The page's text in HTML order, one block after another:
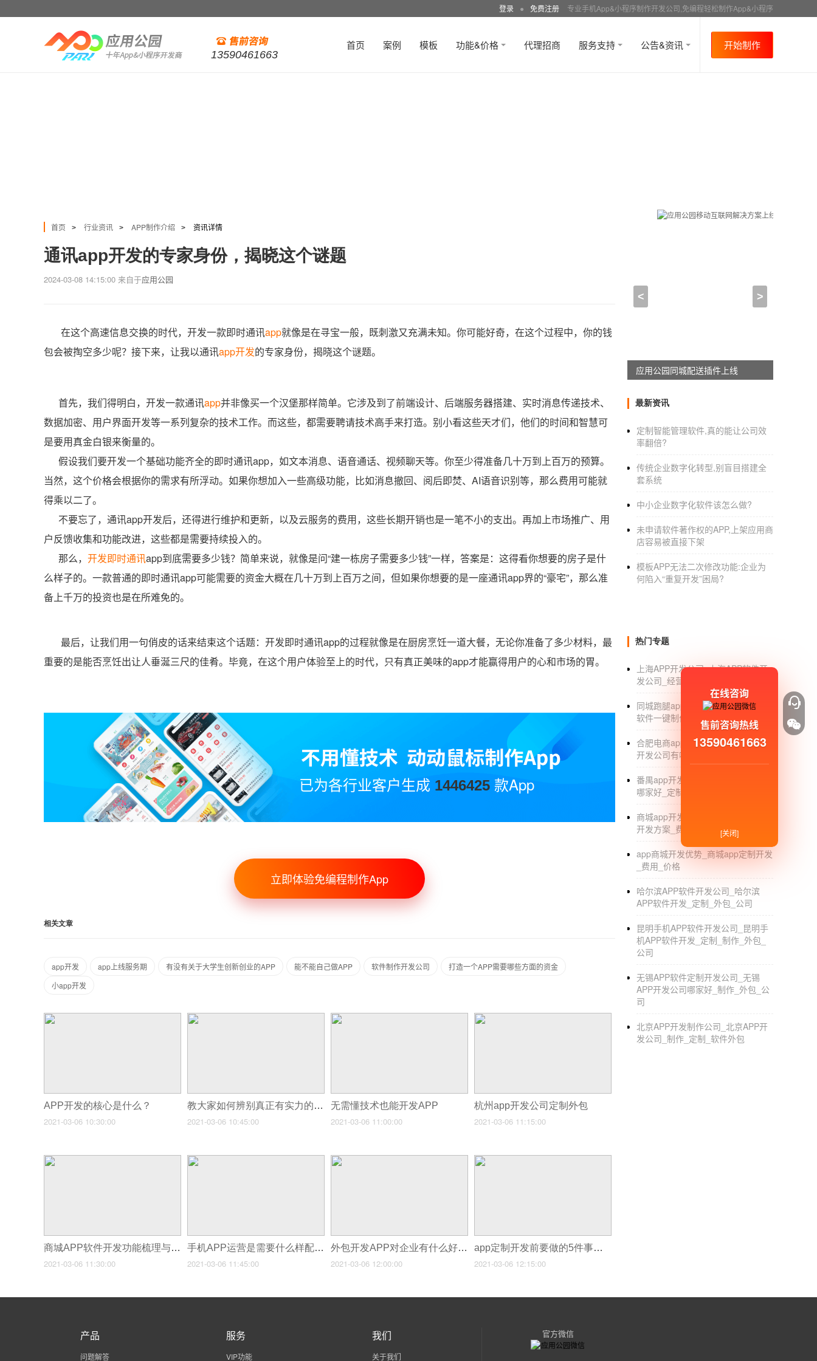
登录 ● 免费注册 专业手机App&小程序制作开发公司,免编程轻松制作App&小程序
13590461663
首页 案例 模板 功能&价格 代理招商 服务支持 公告&资讯 开始制作
首页 > 行业资讯 > APP制作介绍 > 资讯详情
通讯app开发的专家身份，揭晓这个谜题
2024-03-08 14:15:00 来自于应用公园
在这个高速信息交换的时代，开发一款即时通讯app就像是在寻宝一般，既刺激又充满未知。你可能好奇，在这个过程中，你的钱
包会被掏空多少呢？接下来，让我以通讯app开发的专家身份，揭晓这个谜题。
首先，我们得明白，开发一款通讯app并非像买一个汉堡那样简单。它涉及到了前端设计、后端服务器搭建、实时消息传递技术、
数据加密、用户界面开发等一系列复杂的技术工作。而这些，都需要聘请技术高手来打造。别小看这些天才们，他们的时间和智慧可
是要用真金白银来衡量的。
假设我们要开发一个基础功能齐全的即时通讯app，如文本消息、语音通话、视频聊天等。你至少得准备几十万到上百万的预算。
当然，这个价格会根据你的需求有所浮动。如果你想加入一些高级功能，比如消息撤回、阅后即焚、AI语音识别等，那么费用可能就
得乘以二了。
不要忘了，通讯app开发后，还得进行维护和更新，以及云服务的费用，这些长期开销也是一笔不小的支出。再加上市场推广、用
户反馈收集和功能改进，这些都是需要持续投入的。
那么， 开发即时通讯app到底需要多少钱？简单来说，就像是问“建一栋房子需要多少钱”一样，答案是：这得看你想要的房子是什
么样子的。一款普通的即时通讯app可能需要的资金大概在几十万到上百万之间，但如果你想要的是一座通讯app界的“豪宅”，那么准
备上千万的投资也是在所难免的。
最后，让我们用一句俏皮的话来结束这个话题：开发即时通讯app的过程就像是在厨房烹饪一道大餐，无论你准备了多少材料，最
重要的是能否烹饪出让人垂涎三尺的佳肴。毕竟，在这个用户体验至上的时代，只有真正美味的app才能赢得用户的心和市场的胃。
已为各行业客户生成 1446425 款App
立即体验免编程制作App
相关文章
app开发 app上线服务期 有没有关于大学生创新创业的APP 能不能自己做APP 软件制作开发公司
打造一个APP需要哪些方面的资金
小app开发
APP开发的核心是什么？
2021-03-06 10:30:00
教大家如何辨别真正有实力的APP开发公司
2021-03-06 10:45:00
无需懂技术也能开发APP
2021-03-06 11:00:00
杭州app开发公司定制外包
2021-03-06 11:15:00
商城APP软件开发功能梳理与报价
2021-03-06 11:30:00
手机APP运营是需要什么样配置
2021-03-06 11:45:00
外包开发APP对企业有什么好处
2021-03-06 12:00:00
app定制开发前要做的5件事，这些你都了解吗？
2021-03-06 12:15:00
< >
应用公园移动互联网解决方案上线
最新资讯
定制智能管理软件,真的能让公司效
率翻倍?
传统企业数字化转型,别盲目搭建全
套系统
中小企业数字化软件该怎么做?
未申请软件著作权的APP,上架应用商
店容易被直接下架
模板APP无法二次修改功能:企业为
何陷入“重复开发”困局?
热门专题
上海APP开发公司_上海APP软件开
发公司_经营范围_外包
同城跑腿app制作_同城外卖跑腿app
软件一键制作_开发价格_平台
合肥电商app开发公司_合肥电商app
开发公司有哪些_价格
番禺app开发_广州番禺app开发公司
哪家好_定制_公司
商城app开发哪一家比较好_商城app
开发方案_费用
app商城开发优势_商城app定制开发
_费用_价格
哈尔滨APP软件开发公司_哈尔滨
APP软件开发_定制_外包_公司
昆明手机APP软件开发公司_昆明手
机APP软件开发_定制_制作_外包_
公司
无锡APP软件定制开发公司_无锡
APP开发公司哪家好_制作_外包_公
司
北京APP开发制作公司_北京APP开
发公司_制作_定制_软件外包
产品
问题解答
服务
VIP功能
我们
关于我们
官方微信
在线咨询
售前咨询热线
13590461663
[关闭]